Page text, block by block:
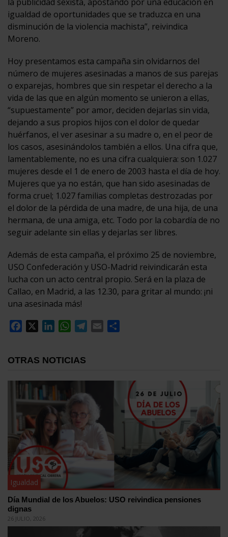
igualdad de oportunidades que se traduzca en una
disminución de la violencia machista”, reivindica
Moreno.
Hoy presentamos esta campaña sin olvidarnos del
número de mujeres asesinadas a manos de sus parejas
o exparejas, hombres que sin respetar el derecho a la
vida de las que en algún momento se unieron a ellas,
“supuestamente” por amor, deciden dejarlas sin vida,
dejando a sus propios hijos con el dolor de quedar
huérfanos, el ver asesinar a su madre o, en el peor de
los casos, asesinándolos también a ellos. Una cifra que,
lamentablemente, no es una cifra cualquiera: son 1.027
mujeres desde el 1 de enero de 2003 hasta el día de hoy.
Mujeres que ya no están, que han sido asesinadas de
forma cruel; 1.027 familias completas destrozadas por
el dolor de la pérdida de una madre, de una hija, de una
hermana, de una amiga, etc. Todo por la cobardía de no
seguir adelante sin ellas y dejarlas ser libres.
Además de esta campaña, el próximo 25 de noviembre,
USO Confederación y USO-Madrid reivindicarán esta
lucha con un acto central propio. Será en la plaza de
Callao, en Madrid, a las 12.30, para gritar al mundo: ¡ni
una asesinada más!
Facebook
LinkedInWhatsApp
Telegram
Email
OTRAS NOTICIAS
Igualdad
Día Mundial de los Abuelos: USO reivindica pensiones
dignas
26 JULIO, 2026